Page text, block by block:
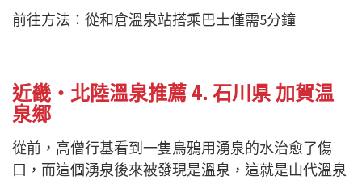
前往方法：從和倉溫泉站搭乘巴士僅需5分鐘
近畿・北陸溫泉推薦 4. 石川県 加賀温
泉郷
從前，高僧行基看到一隻烏鴉用湧泉的水治愈了傷
口，而這個湧泉後來被發現是溫泉，這就是山代溫泉